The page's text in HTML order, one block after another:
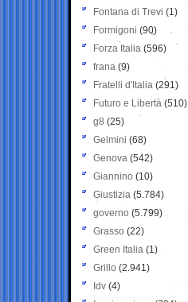
Fontana di Trevi (1)
Formigoni (90)
Forza Italia (596)
frana (9)
Fratelli d'Italia (291)
Futuro e Libertà (510)
g8 (25)
Gelmini (68)
Genova (542)
Giannino (10)
Giustizia (5.784)
governo (5.799)
Grasso (22)
Green Italia (1)
Grillo (2.941)
Idv (4)